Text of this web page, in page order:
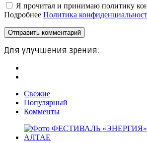
Я прочитал и принимаю политику
Подробнее Политика
Для улучшения зрения:
Свежие
Популярный
Комменты